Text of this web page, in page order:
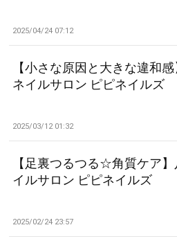
2025/04/24 07:12
【小さな原因と大きな違和
ネイルサロン ピピネイルズ
2025/03/12 01:32
【足裏つるつる☆角質ケア
イルサロン ピピネイルズ
2025/02/24 23:57